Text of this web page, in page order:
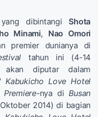
yang dibintangi Shota
Minami, Nao Omori
premier dunianya di
tahun ini (4-14
diputar dalam
Kabukicho Love Hotel
Premiere-nya diBusan
2014) di bagian